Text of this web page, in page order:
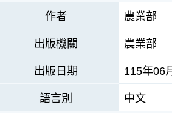
作者 農業部
出版機關 農業部
出版日期 115年06
語言別 中文